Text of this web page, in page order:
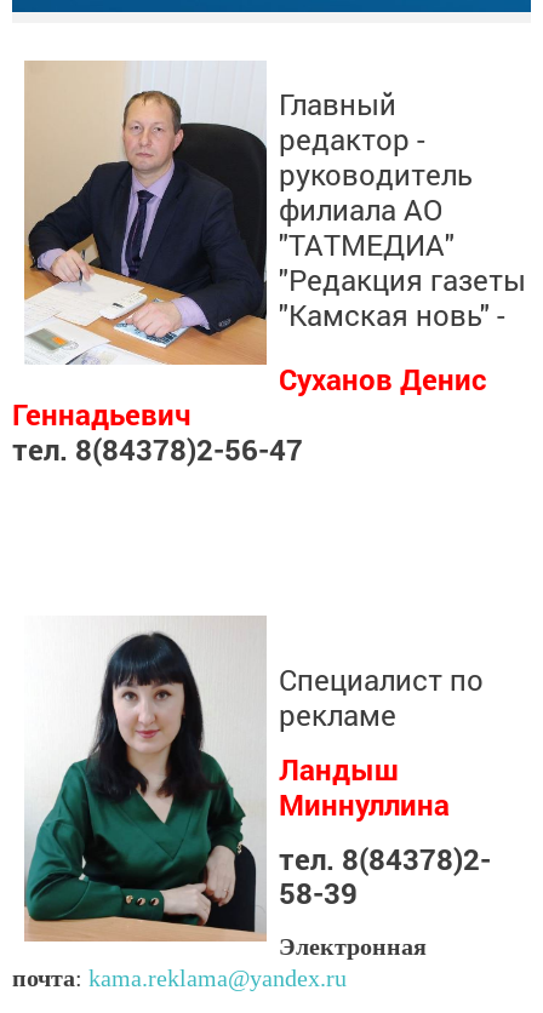
Главный
редактор -
руководитель
филиала АО
"ТАТМЕДИА"
"Редакция газеты
"Камская новь" -
Суханов Денис
Геннадьевич
тел. 8(84378)2-56-47
Специалист по
рекламе
Ландыш
Миннуллина
тел. 8(84378)2-
58-39
Электронная
почта: kama.reklama@yandex.ru